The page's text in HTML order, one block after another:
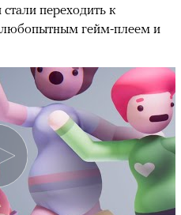
переходить к
гейм-плеем и